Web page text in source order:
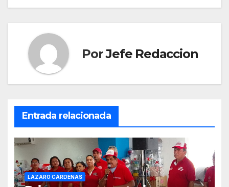
PorJefe Redaccion
Entrada relacionada
LÁZARO CÁRDENAS